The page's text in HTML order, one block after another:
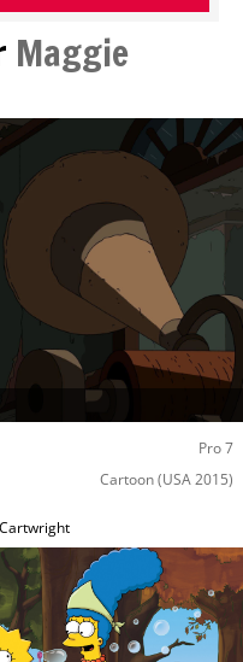
Maggie
Pro 7
Cartoon(USA 2015)